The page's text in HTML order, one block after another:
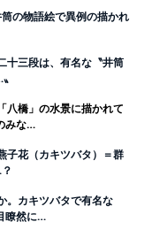
の物語絵で異例の描かれ
十三段は、有名な〝井筒
八橋」の水景に描かれて
みな…
子花（カキツバタ）＝群
。カキツバタで有名な
瞭然に…